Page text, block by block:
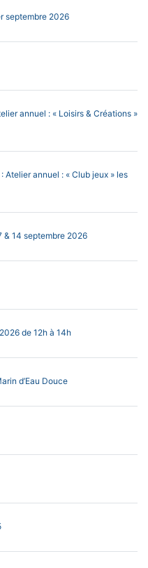
septembre 2026
annuel : « Loisirs & Créations »
Atelier annuel : « Club jeux » les
& 14 septembre 2026
de 12h à 14h
d’Eau Douce